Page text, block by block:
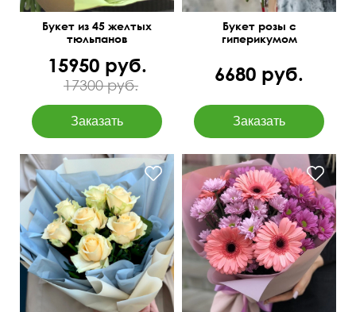
Букет из 45 желтых
тюльпанов
15950 руб.
17300 руб.
Букет розы с
гиперикумом
6680 руб.
В пышном оформлении